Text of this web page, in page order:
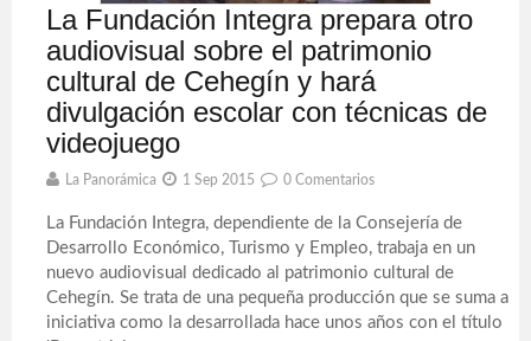
La Fundación Integra prepara otro
audiovisual sobre el patrimonio
cultural de Cehegín y hará
divulgación escolar con técnicas de
videojuego
La Panorámica 1 Sep 2015 0 Comentarios
La Fundación Integra, dependiente de la Consejería de
Desarrollo Económico, Turismo y Empleo, trabaja en un
nuevo audiovisual dedicado al patrimonio cultural de
Cehegín. Se trata de una pequeña producción que se suma a
iniciativa como la desarrollada hace unos años con el título